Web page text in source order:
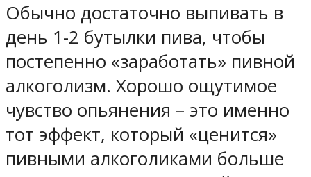
Обычно достаточно выпивать в
день 1-2 бутылки пива, чтобы
постепенно «заработать» пивной
алкоголизм. Хорошо ощутимое
чувство опьянения – это именно
тот эффект, который «ценится»
пивными алкоголиками больше